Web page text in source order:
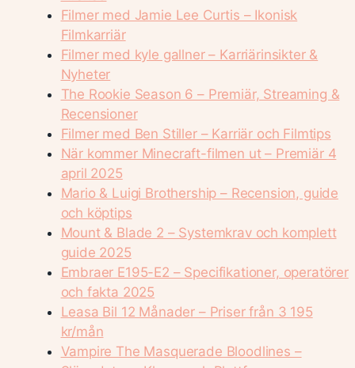
Filmer med Jamie Lee Curtis – Ikonisk
Filmkarriär
Filmer med kyle gallner – Karriärinsikter &
Nyheter
The Rookie Season 6 – Premiär, Streaming &
Recensioner
Filmer med Ben Stiller – Karriär och Filmtips
När kommer Minecraft-filmen ut – Premiär 4
april 2025
Mario & Luigi Brothership – Recension, guide
och köptips
Mount & Blade 2 – Systemkrav och komplett
guide 2025
Embraer E195-E2 – Specifikationer, operatörer
och fakta 2025
Leasa Bil 12 Månader – Priser från 3 195
kr/mån
Vampire The Masquerade Bloodlines –